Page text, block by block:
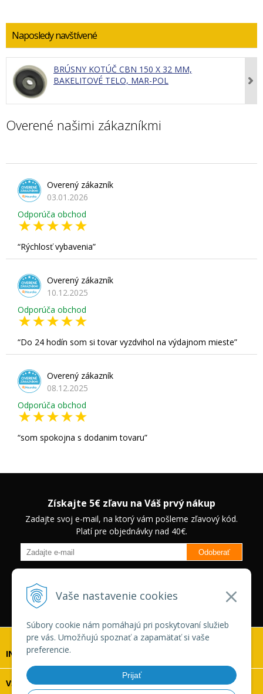
Vaše nastavenie cookies
Súbory cookie nám pomáhajú pri poskytovaní služieb
pre vás. Umožňujú spoznať a zapamätať si vaše
preferencie.
Prijať
Naposledy navštívené
BRÚSNY KOTÚČ CBN 150 X 32 MM,
BAKELITOVÉ TELO, MAR-POL
Overené našimi zákazníkmi
Overený zákazník
03.01.2026
Odporúča obchod
Rýchlosť vybavenia
Overený zákazník
10.12.2025
Odporúča obchod
Do 24 hodín som si tovar vyzdvihol na výdajnom mieste
Overený zákazník
08.12.2025
Odporúča obchod
som spokojna s dodanim tovaru
Získajte 5€ zľavu na Váš prvý nákup
Zadajte svoj e-mail, na ktorý vám pošleme zľavový kód.
Platí pre objednávky nad 40€.
Odoberať
zľavách na vybrané produkty.
Neplatí pre Veľkoobchodných
zákazníkov.
INFOLINKA
VŠETKO O NÁKUPE